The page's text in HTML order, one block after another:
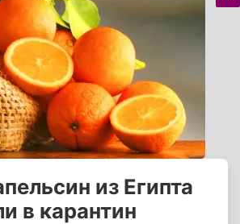
из Египта
в карантин